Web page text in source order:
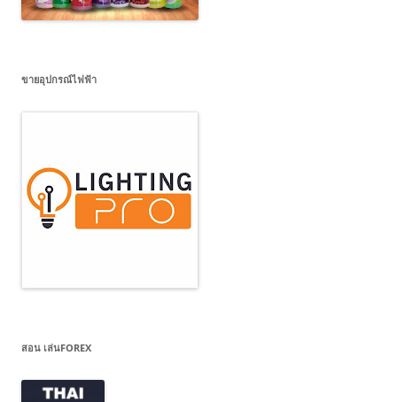
ขายอุปกรณ์ไฟฟ้า
สอน เล่นFOREX